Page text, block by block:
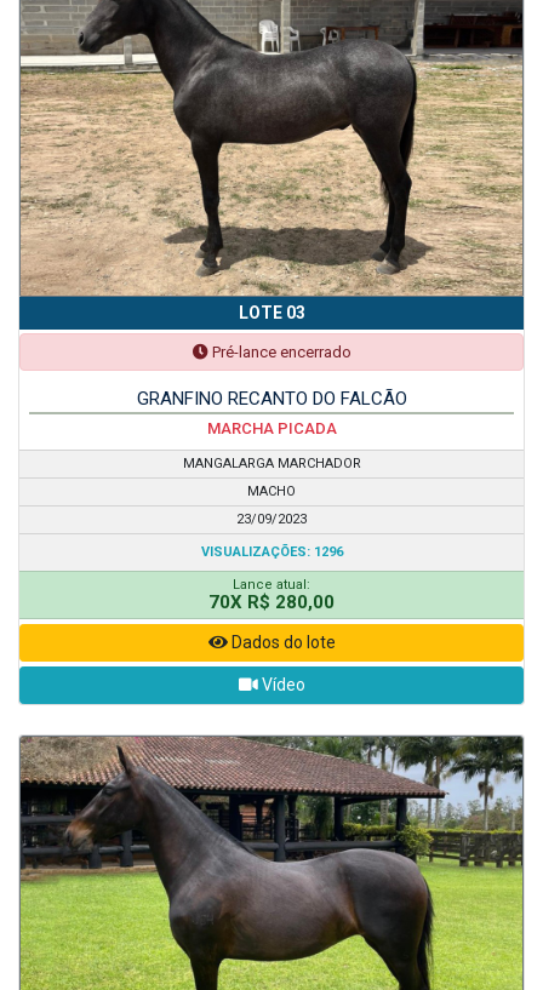
LOTE 03
Pré-lance encerrado
GRANFINO RECANTO DO FALCÃO
MARCHA PICADA
MANGALARGA MARCHADOR
MACHO
23/09/2023
VISUALIZAÇÕES: 1296
Lance atual:
70X R$ 280,00
Dados do lote
Vídeo